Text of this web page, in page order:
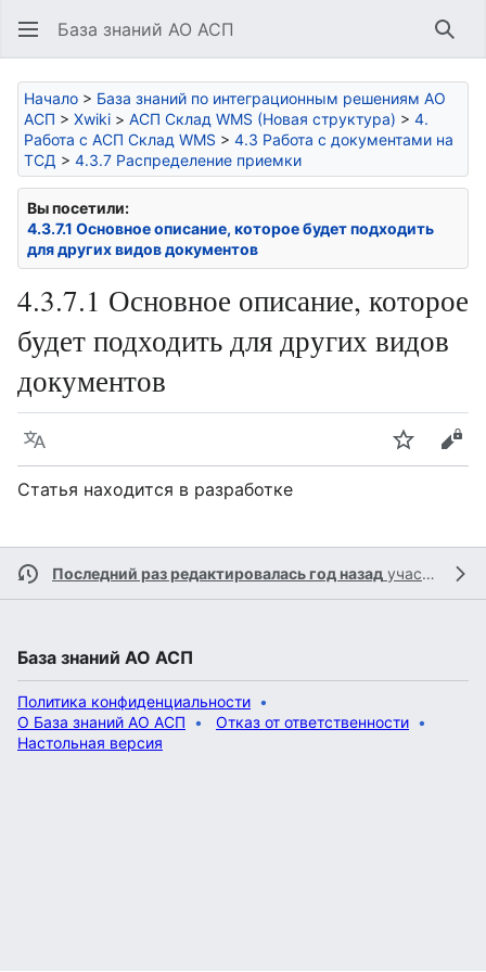
База знаний АО АСП
Начало > База знаний по интеграционным решениям АО
АСП > Xwiki > АСП Склад WMS (Новая структура) > 4.
Работа с АСП Склад WMS > 4.3 Работа с документами на
ТСД > 4.3.7 Распределение приемки
Вы посетили:
4.3.7.1 Основное описание, которое будет подходить
для других видов документов
4.3.7.1 Основное описание, которое
будет подходить для других видов
документов
Язык Следить
Статья находится в разработке
Последний раз редактировалась год назад участником
База знаний АО АСП
Политика конфиденциальности
О База знаний АО АСП
Отказ от ответственности
Настольная версия